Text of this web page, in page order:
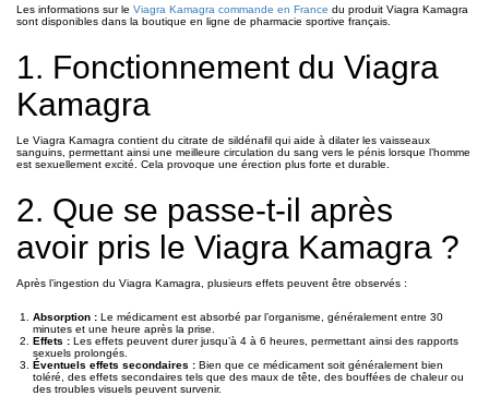
Les informations sur le Viagra Kamagra commande en France du produit Viagra Kamagra
sont disponibles dans la boutique en ligne de pharmacie sportive français.
1. Fonctionnement du Viagra
Kamagra
Le Viagra Kamagra contient du citrate de sildénafil qui aide à dilater les vaisseaux
sanguins, permettant ainsi une meilleure circulation du sang vers le pénis lorsque l’homme
est sexuellement excité. Cela provoque une érection plus forte et durable.
2. Que se passe-t-il après
avoir pris le Viagra Kamagra ?
Après l’ingestion du Viagra Kamagra, plusieurs effets peuvent être observés :
Absorption : Le médicament est absorbé par l’organisme, généralement entre 30
minutes et une heure après la prise.
Effets : Les effets peuvent durer jusqu’à 4 à 6 heures, permettant ainsi des rapports
sexuels prolongés.
Éventuels effets secondaires : Bien que ce médicament soit généralement bien
toléré, des effets secondaires tels que des maux de tête, des bouffées de chaleur ou
des troubles visuels peuvent survenir.